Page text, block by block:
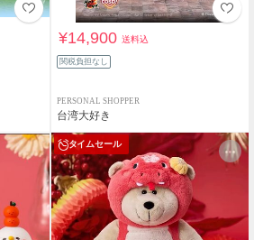
¥14,900送料込
関税負担なし
PERSONAL SHOPPER
台湾大好き
タイムセール